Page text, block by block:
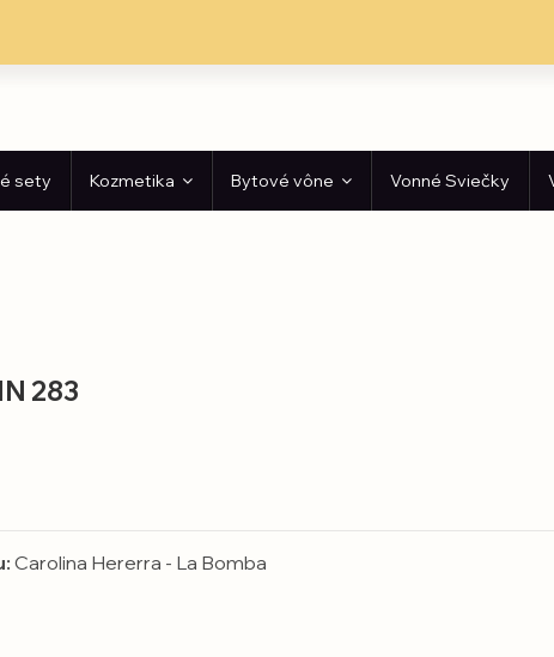
sety Kozmetika Bytové vône Vonné Sviečky
283
Carolina Hererra - La Bomba